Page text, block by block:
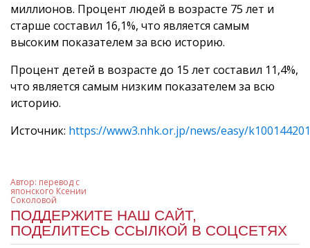
миллионов. Процент людей в возрасте 75 лет и
старше составил 16,1%, что является самым
высоким показателем за всю историю.
Процент детей в возрасте до 15 лет составил 11,4%,
что является самым низким показателем за всю
историю.
Источник: https://www3.nhk.or.jp/news/easy/
Автор: перевод с
японского Ксении
Соколовой
ПОДДЕРЖИТЕ НАШ САЙТ,
ПОДЕЛИТЕСЬ ССЫЛКОЙ В СОЦСЕТЯХ